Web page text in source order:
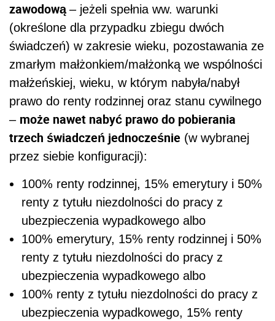
zawodową– jeżeli spełnia ww. warunki
(określone dla przypadku zbiegu dwóch
świadczeń) w zakresie wieku, pozostawania ze
zmarłym małżonkiem/małżonką we wspólności
małżeńskiej, wieku, w którym nabyła/nabył
prawo do renty rodzinnej oraz stanu cywilnego
– może nawet nabyć prawo do pobierania
trzech świadczeń jednocześnie (w wybranej
przez siebie konfiguracji):
100% renty rodzinnej, 15% emerytury i 50%
renty z tytułu niezdolności do pracy z
ubezpieczenia wypadkowego albo
100% emerytury, 15% renty rodzinnej i 50%
renty z tytułu niezdolności do pracy z
ubezpieczenia wypadkowego albo
100% renty z tytułu niezdolności do pracy z
ubezpieczenia wypadkowego, 15% renty